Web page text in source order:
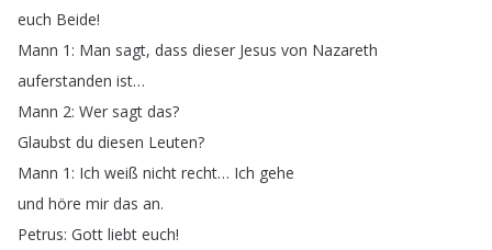
euch Beide!
Mann 1: Man sagt, dass dieser Jesus von Nazareth
auferstanden ist…
Mann 2: Wer sagt das?
Glaubst du diesen Leuten?
Mann 1: Ich weiß nicht recht… Ich gehe
und höre mir das an.
Petrus: Gott liebt euch!